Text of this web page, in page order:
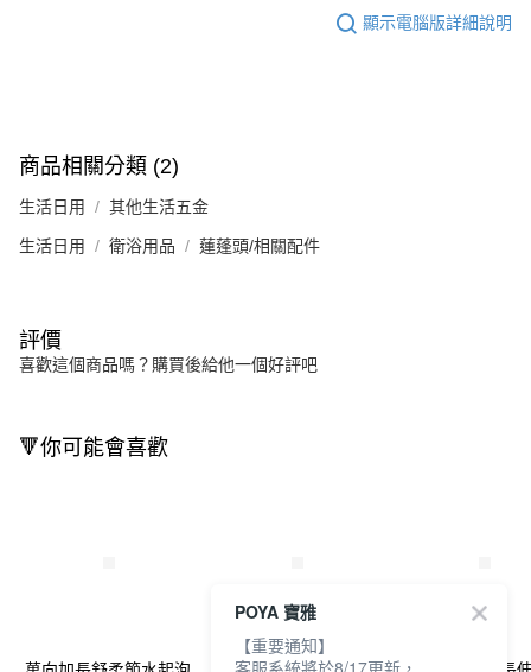
顯示電腦版詳細說明
商品相關分類 (2)
生活日用 其他生活五金
生活日用 衛浴用品 蓮蓬頭/相關配件
評價
喜歡這個商品嗎？購買後給他一個好評吧
🔻你可能會喜歡
POYA 寶雅
【重要通知】
客服系統將於8/17更新，